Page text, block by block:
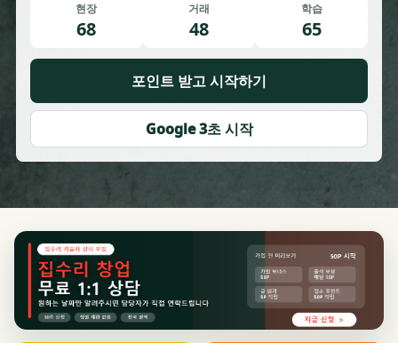
현장
68
거래
48
학습
65
포인트 받고 시작하기
Google 3초 시작